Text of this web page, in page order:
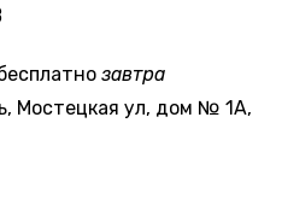
завтра
Мостецкая ул, дом № 1А,